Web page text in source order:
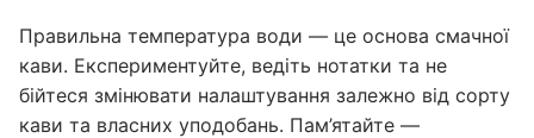
Правильна температура води — це основа смачної
кави. Експериментуйте, ведіть нотатки та не
бійтеся змінювати налаштування залежно від сорту
кави та власних уподобань. Пам’ятайте —